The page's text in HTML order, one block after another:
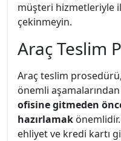
müşteri hizmetleriyle
çekinmeyin.
Araç Teslim
Araç teslim
önemli
ofisine gitmeden
hazırlamak
ehliyet ve kredi kartı